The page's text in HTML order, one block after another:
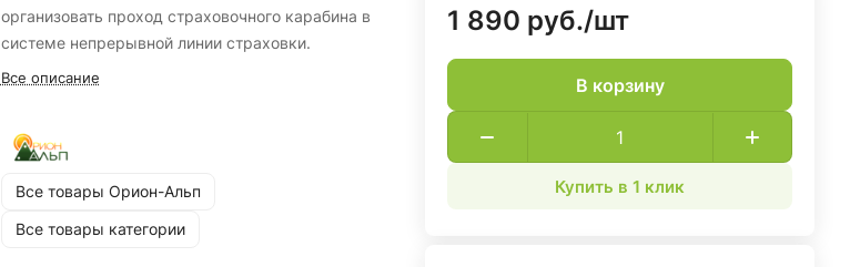
организовать проход страховочного карабина в
системе непрерывной линии страховки.
Все описание
Все товары Орион-Альп
Все товары категории
1 890 руб./шт
В корзину
Купить в 1 клик